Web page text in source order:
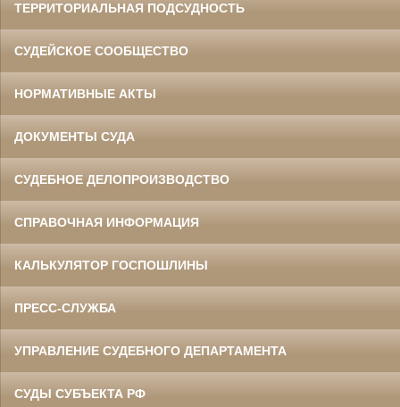
ТЕРРИТОРИАЛЬНАЯ ПОДСУДНОСТЬ
СУДЕЙСКОЕ СООБЩЕСТВО
НОРМАТИВНЫЕ АКТЫ
ДОКУМЕНТЫ СУДА
СУДЕБНОЕ ДЕЛОПРОИЗВОДСТВО
СПРАВОЧНАЯ ИНФОРМАЦИЯ
КАЛЬКУЛЯТОР ГОСПОШЛИНЫ
ПРЕСС-СЛУЖБА
УПРАВЛЕНИЕ СУДЕБНОГО ДЕПАРТАМЕНТА
СУДЫ СУБЪЕКТА РФ